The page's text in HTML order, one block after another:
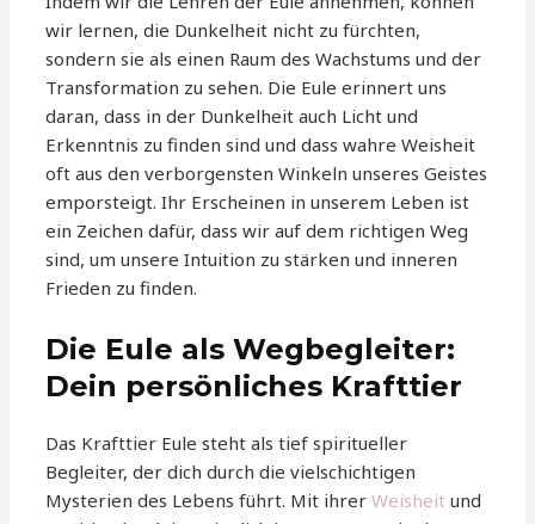
wir lernen, die Dunkelheit nicht zu fürchten,
sondern sie als einen Raum des Wachstums und der
Transformation zu sehen. Die Eule erinnert uns
daran, dass in der Dunkelheit auch Licht und
Erkenntnis zu finden sind und dass wahre Weisheit
oft aus den verborgensten Winkeln unseres Geistes
emporsteigt. Ihr Erscheinen in unserem Leben ist
ein Zeichen dafür, dass wir auf dem richtigen Weg
sind, um unsere Intuition zu stärken und inneren
Frieden zu finden.
Die Eule als Wegbegleiter:
Dein persönliches Krafttier
Das Krafttier Eule steht als tief spiritueller
Begleiter, der dich durch die vielschichtigen
Mysterien des Lebens führt. Mit ihrerWeisheit und